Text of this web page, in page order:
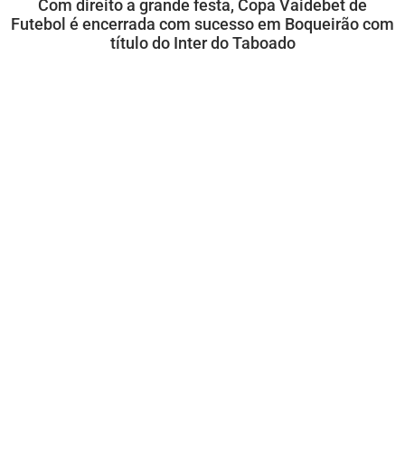
Com direito a grande festa, Copa Vaidebet de
Futebol é encerrada com sucesso em Boqueirão com
título do Inter do Taboado